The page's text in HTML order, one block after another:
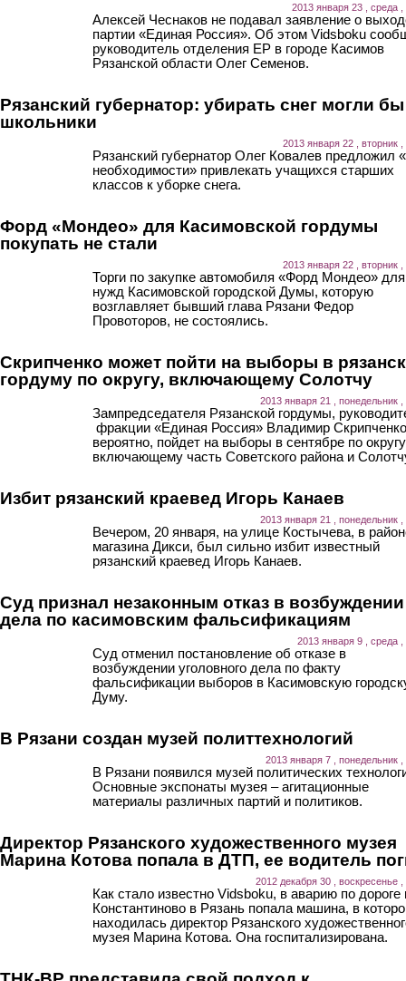
2013 января 23 , среда ,
Алексей Чеснаков не подавал заявление о
партии «Единая Россия». Об этом Vidsboku
руководитель отделения ЕР в городе Касимов
Рязанской области Олег Семенов.
Рязанский губернатор: убирать снег могли бы
школьники
2013 января 22 , вторник ,
Рязанский губернатор Олег Ковалев предложил
необходимости» привлекать учащихся старших
классов к уборке снега.
Форд «Мондео» для Касимовской гордумы
покупать не стали
2013 января 22 , вторник ,
Торги по закупке автомобиля «Форд Мондео» для
нужд Касимовской городской Думы, которую
возглавляет бывший глава Рязани Федор
Провоторов, не состоялись.
Скрипченко может пойти на выборы в
гордуму по округу, включающему Солотчу
2013 января 21 , понедельник ,
Зампредседателя Рязанской гордумы,
фракции «Единая Россия» Владимир
вероятно, пойдет на выборы в сентябре по
включающему часть Советского района и
Избит рязанский краевед Игорь Канаев
2013 января 21 , понедельник ,
Вечером, 20 января, на улице Костычева, в
магазина Дикси, был сильно избит известный
рязанский краевед Игорь Канаев.
Суд признал незаконным отказ в возбуждении
дела по касимовским фальсификациям
2013 января 9 , среда ,
Суд отменил постановление об отказе в
возбуждении уголовного дела по факту
фальсификации выборов в Касимовскую
Думу.
В Рязани создан музей политтехнологий
2013 января 7 , понедельник ,
В Рязани появился музей политических
Основные экспонаты музея – агитационные
материалы различных партий и политиков.
Директор Рязанского художественного музея
Марина Котова попала в ДТП, ее водитель
2012 декабря 30 , воскресенье ,
Как стало известно Vidsboku, в аварию по дороге
Константиново в Рязань попала машина, в
находилась директор Рязанского
музея Марина Котова. Она госпитализирована.